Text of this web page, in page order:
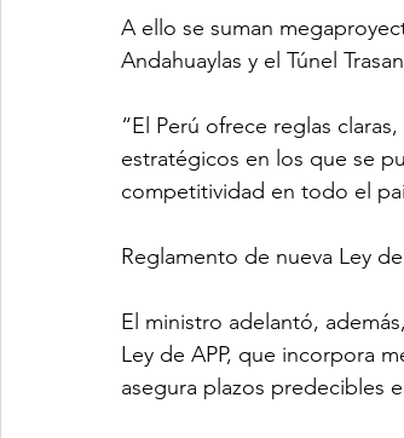
A ello se suman
Andahuaylas y el Túnel
“El Perú ofrece reglas
estratégicos en los que se
competitividad en todo el
Reglamento de nueva Ley
El ministro adelantó,
Ley de APP, que incorpora
asegura plazos predecibles